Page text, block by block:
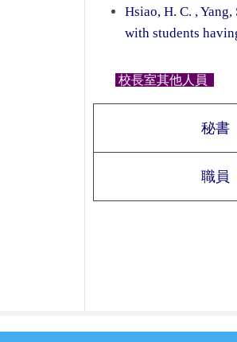
Hsiao, H. C. ,
with students
校長室其他人員
秘書
職員